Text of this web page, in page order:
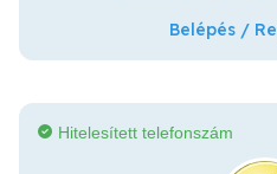
Belépés /
Hitelesített telefonszám